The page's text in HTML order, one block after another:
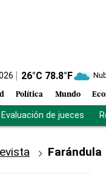
26°C 78.8°F
Política Mundo
Evaluación de jueces
Farándula